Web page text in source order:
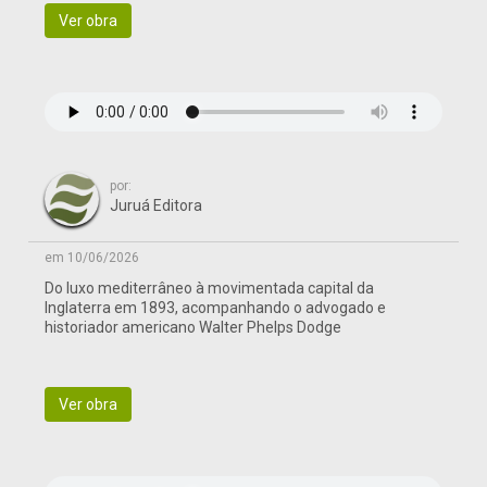
Ver obra
por:
Juruá Editora
em 10/06/2026
Do luxo mediterrâneo à movimentada capital da
Inglaterra em 1893, acompanhando o advogado e
historiador americano Walter Phelps Dodge
Ver obra